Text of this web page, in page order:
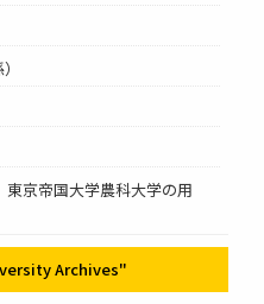
京帝国大学農科大学の用
Archives"